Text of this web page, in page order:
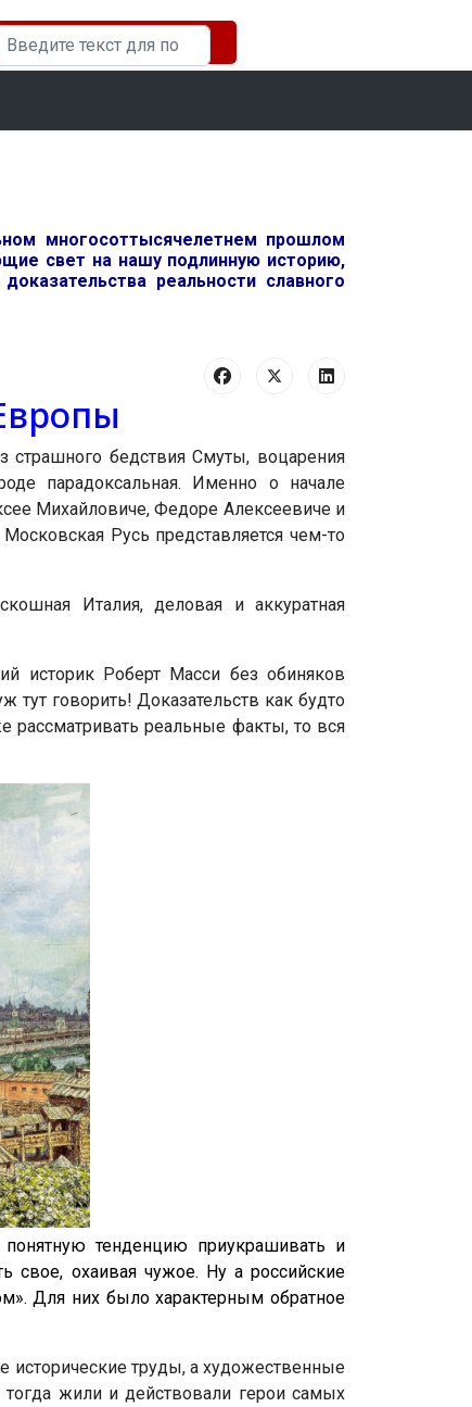
многосоттысячелетнем прошлом
свет на нашу подлинную историю,
реальности славного
бедствия Смуты, воцарения
парадоксальная. Именно о начале
Михайловиче, Федоре Алексеевиче и
Русь представляется чем-то
Италия, деловая и аккуратная
историк Роберт Масси без обиняков
тут говорить! Доказательств как будто
рассматривать реальные факты, то вся
тенденцию приукрашивать и
свое, охаивая чужое. Ну а российские
Для них было характерным обратное
труды, а художественные
жили и действовали герои самых